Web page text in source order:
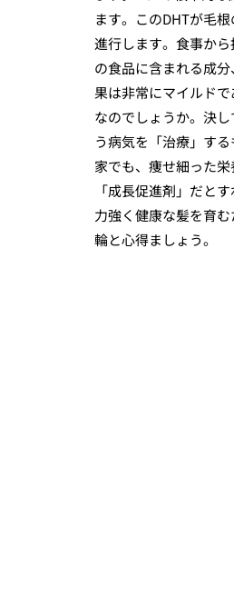
ます。このDHTが毛
進行します。食事か
の食品に含まれる成
果は非常にマイルド
なのでしょうか。決
う病気を「治療」す
家でも、痩せ細った
「成長促進剤」だと
力強く健康な髪を育
輪と心得ましょう。